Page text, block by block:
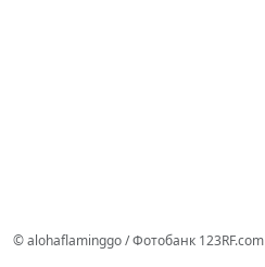
© alohaflaminggo / Фотобанк 123RF.com